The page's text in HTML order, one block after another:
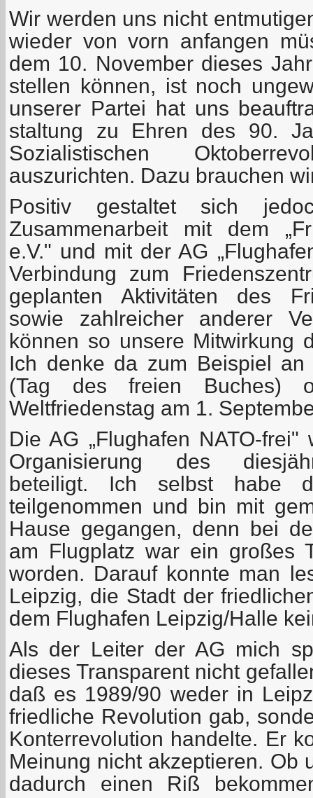
Wir werden uns nicht
wieder von vorn anfangen
dem 10. November dieses
stellen können, ist noch
unserer Partei hat uns
staltung zu Ehren des 90.
Sozialistischen
auszurichten. Dazu brauchen
Positiv gestaltet sich
Zusammenarbeit mit dem
e.V." und mit der AG
Verbindung zum
geplanten Aktivitäten des
sowie zahlreicher anderer
können so unsere Mitwirkung
Ich denke da zum Beispiel
(Tag des freien Buches)
Weltfriedenstag am 1.
Die AG „Flughafen NATO-
Organisierung des
beteiligt. Ich selbst habe
teilgenommen und bin mit
Hause gegangen, denn bei
am Flugplatz war ein großes
worden. Darauf konnte man
Leipzig, die Stadt der
dem Flughafen Leipzig/Halle
Als der Leiter der AG mich
dieses Transparent nicht
daß es 1989/90 weder in
friedliche Revolution gab,
Konterrevolution handelte. Er
Meinung nicht akzeptieren. Ob
dadurch einen Riß